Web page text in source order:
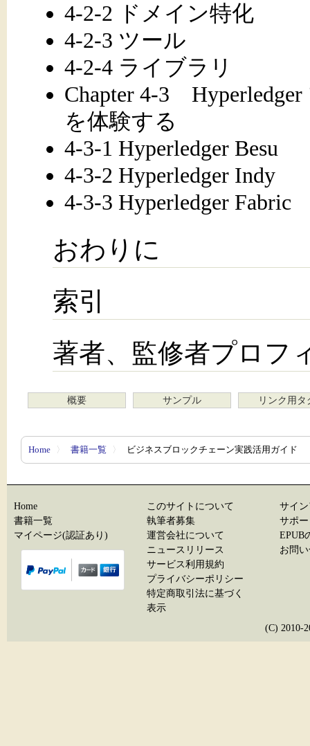
4-2-2 ドメイン特化
4-2-3 ツール
4-2-4 ライブラリ
Chapter 4-3
を体験する
4-3-1 Hyperledger Besu
4-3-2 Hyperledger Indy
4-3-3 Hyperledger Fabric
おわりに
索引
著者、監修者プロフ
概要 サンプル リンク用タ
Home 〉 書籍一覧 〉 ビジネスブロックチェーン実践活用ガイド
Home
書籍一覧
マイページ(認証あり)
このサイトについて
執筆者募集
運営会社について
ニュースリリース
サービス利用規約
プライバシーポリシー
特定商取引法に基づく
表示
サイ
サポ
EPUB
お問
(C) 2010-